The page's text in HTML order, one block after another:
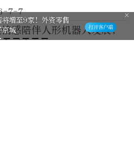
7-7
感陪伴人形机器人发展，
将增至9家！外资零售
京城